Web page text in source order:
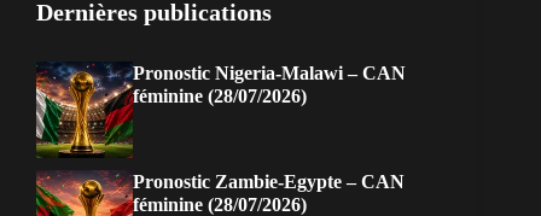
Dernières publications
Pronostic Nigeria-Malawi – CAN
féminine (28/07/2026)
Pronostic Zambie-Egypte – CAN
féminine (28/07/2026)